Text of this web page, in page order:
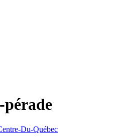
Du-Québec